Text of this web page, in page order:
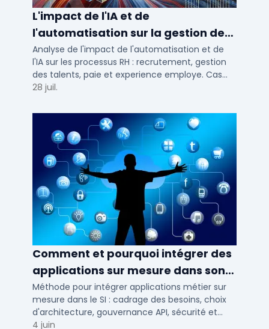
L'impact de l'IA et de
l'automatisation sur la gestion des
talents RH
Analyse de l'impact de l'automatisation et de
l'IA sur les processus RH : recrutement, gestion
des talents, paie et experience employe. Cas
concrets pour TPE, PME et ETI en 2026.
28 juil.
Comment et pourquoi intégrer des
applications sur mesure dans son
SI ?
Méthode pour intégrer applications métier sur
mesure dans le SI : cadrage des besoins, choix
d'architecture, gouvernance API, sécurité et
conduite du changement.
4 juin